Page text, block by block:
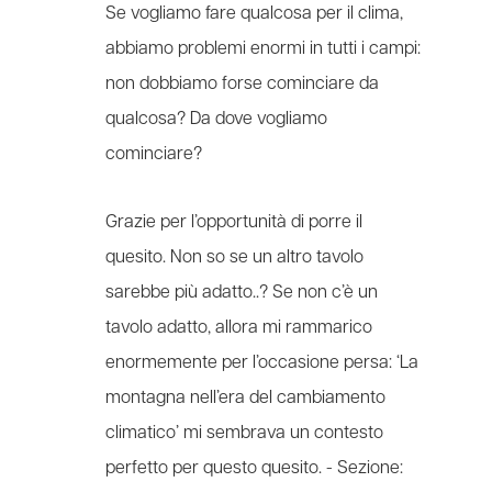
Se vogliamo fare qualcosa per il clima,
abbiamo problemi enormi in tutti i campi:
non dobbiamo forse cominciare da
qualcosa? Da dove vogliamo
cominciare?
Grazie per l’opportunità di porre il
quesito. Non so se un altro tavolo
sarebbe più adatto..? Se non c’è un
tavolo adatto, allora mi rammarico
enormemente per l’occasione persa: ‘La
montagna nell’era del cambiamento
climatico’ mi sembrava un contesto
perfetto per questo quesito. - Sezione: